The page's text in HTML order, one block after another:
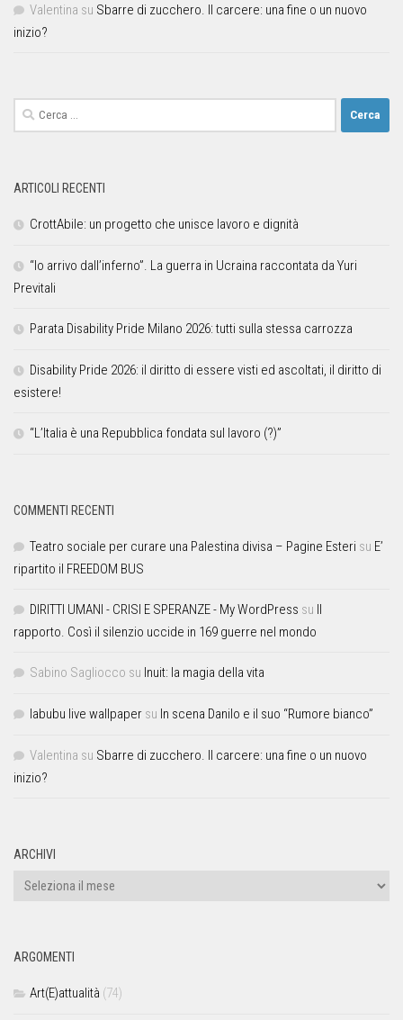
Valentina su Sbarre di zucchero. Il carcere: una fine o un nuovo
inizio?
ARTICOLI RECENTI
CrottAbile: un progetto che unisce lavoro e dignità
“Io arrivo dall’inferno”. La guerra in Ucraina raccontata da Yuri
Previtali
Parata Disability Pride Milano 2026: tutti sulla stessa carrozza
Disability Pride 2026: il diritto di essere visti ed ascoltati, il diritto di
esistere!
“L’Italia è una Repubblica fondata sul lavoro (?)”
COMMENTI RECENTI
Teatro sociale per curare una Palestina divisa – Pagine Esteri su E’
ripartito il FREEDOM BUS
DIRITTI UMANI - CRISI E SPERANZE - My WordPress su Il
rapporto. Così il silenzio uccide in 169 guerre nel mondo
Sabino Sagliocco su Inuit: la magia della vita
labubu live wallpaper su In scena Danilo e il suo “Rumore bianco”
Valentina su Sbarre di zucchero. Il carcere: una fine o un nuovo
inizio?
ARCHIVI
ARGOMENTI
Art(E)attualità (74)